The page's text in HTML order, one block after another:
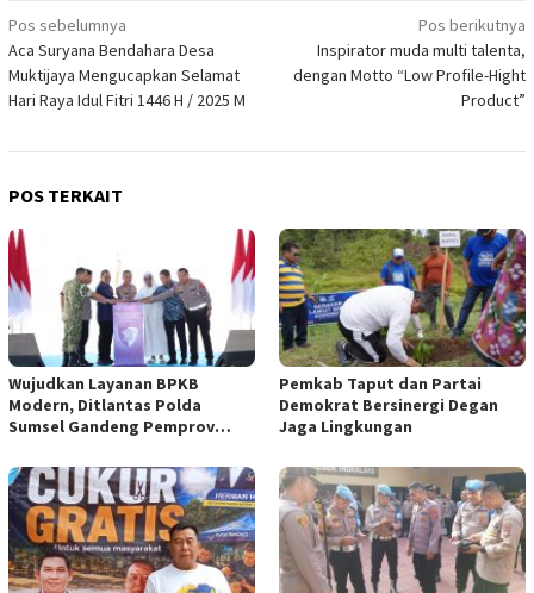
Navigasi
pos
Pos sebelumnya
Aca Suryana Bendahara Desa
Muktijaya Mengucapkan Selamat
Hari Raya Idul Fitri 1446 H / 2025 M
Pos berikutnya
Inspirator muda multi talenta,
dengan Motto “Low Profile-Hight
Product”
POS TERKAIT
Wujudkan Layanan BPKB
Modern, Ditlantas Polda
Sumsel Gandeng Pemprov
Pemkab Taput dan Partai
Demokrat Bersinergi Degan
Jaga Lingkungan